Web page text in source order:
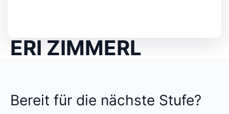
ERI ZIMMERL
Bereit für die nächste Stufe?